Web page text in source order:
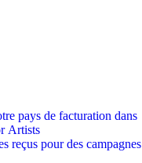
pays de facturation dans
Artists
reçus pour des campagnes